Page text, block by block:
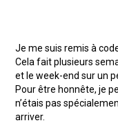
Je me suis remis à
Cela fait plusieurs
et le week-end sur un
Pour être honnête, je
n’étais pas
arriver.